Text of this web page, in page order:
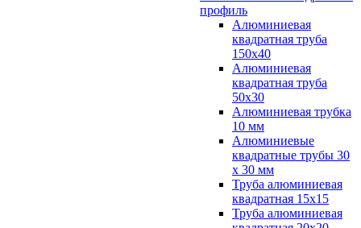
профиль
Алюминиевая
квадратная труба
150х40
Алюминиевая
квадратная труба
50х30
Алюминиевая трубка
10 мм
Алюминиевые
квадратные трубы 30
х 30 мм
Труба алюминиевая
квадратная 15х15
Труба алюминиевая